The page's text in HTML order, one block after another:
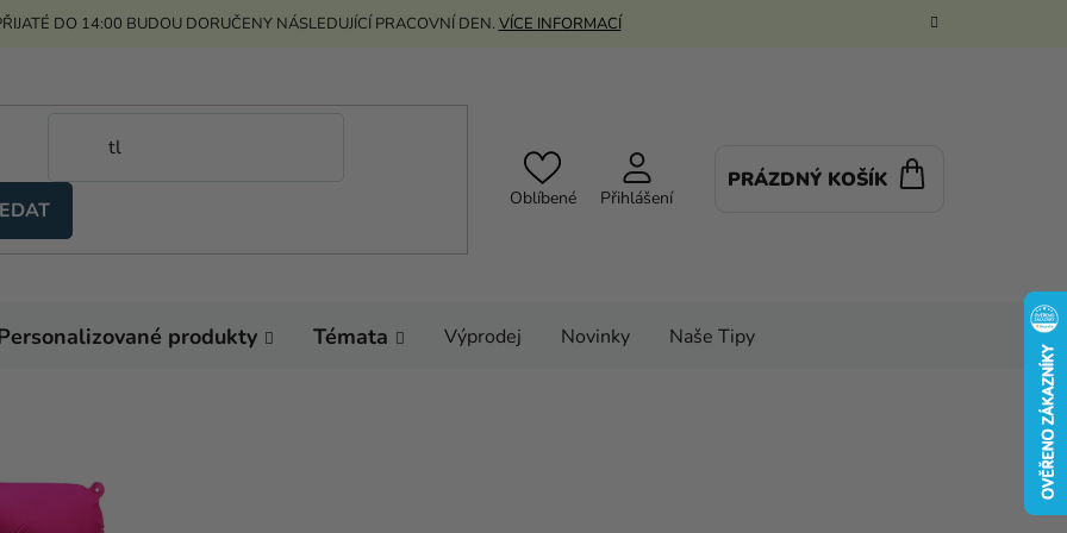
DO 14:00 BUDOU DORUČENY NÁSLEDUJÍCÍ PRACOVNÍ DEN. VÍCE INFORMACÍ
Oblíbené Přihlášení
PRÁZDNÝ KOŠÍK
produkty Témata Výprodej Novinky Naše Tipy